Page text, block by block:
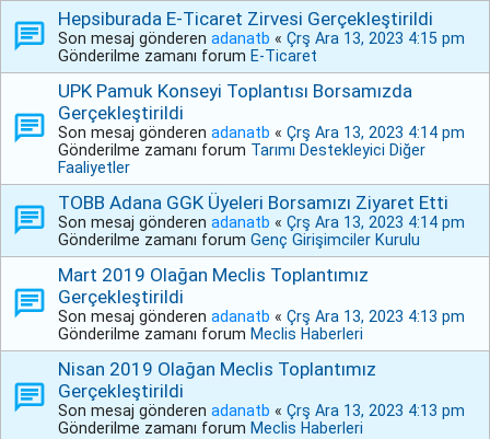
Hepsiburada E-Ticaret Zirvesi Gerçekleştirildi
Son mesaj gönderen adanatb « Çrş Ara 13, 2023 4:15 pm
Gönderilme zamanı forum E-Ticaret
UPK Pamuk Konseyi Toplantısı Borsamızda
Gerçekleştirildi
Son mesaj gönderen adanatb « Çrş Ara 13, 2023 4:14 pm
Gönderilme zamanı forum Tarımı Destekleyici Diğer
Faaliyetler
TOBB Adana GGK Üyeleri Borsamızı Ziyaret Etti
Son mesaj gönderen adanatb « Çrş Ara 13, 2023 4:14 pm
Gönderilme zamanı forum Genç Girişimciler Kurulu
Mart 2019 Olağan Meclis Toplantımız
Gerçekleştirildi
Son mesaj gönderen adanatb « Çrş Ara 13, 2023 4:13 pm
Gönderilme zamanı forum Meclis Haberleri
Nisan 2019 Olağan Meclis Toplantımız
Gerçekleştirildi
Son mesaj gönderen adanatb « Çrş Ara 13, 2023 4:13 pm
Gönderilme zamanı forum Meclis Haberleri